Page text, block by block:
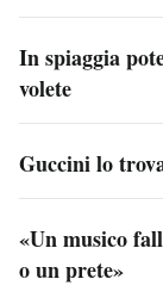
In spiaggia
volete
Guccini lo
«Un musico
o un prete»